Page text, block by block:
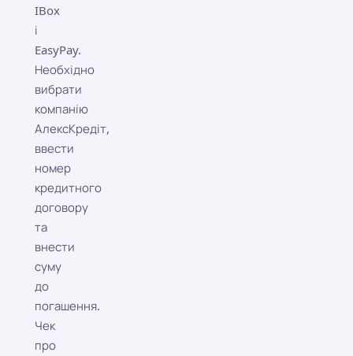
IBox
і
EasyPay.
Необхідно
вибрати
компанію
АлексКредіт,
ввести
номер
кредитного
договору
та
внести
суму
до
погашення.
Чек
про